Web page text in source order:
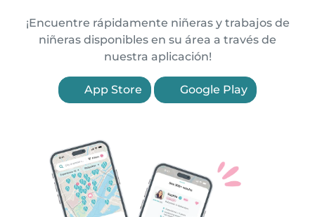
¡Encuentre rápidamente niñeras y trabajos de
niñeras disponibles en su área a través de
nuestra aplicación!
App Store Google Play